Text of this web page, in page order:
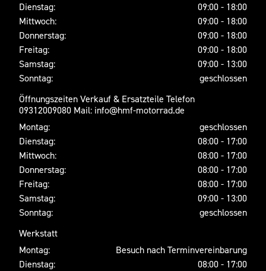
Dienstag:
09:00 - 18:00
Mittwoch:
09:00 - 18:00
Donnerstag:
09:00 - 18:00
Freitag:
09:00 - 18:00
Samstag:
09:00 - 13:00
Sonntag:
geschlossen
Öffnungszeiten Verkauf & Ersatzteile Telefon
09312009080 Mail: info@hmf-motorrad.de
Montag:
geschlossen
Dienstag:
08:00 - 17:00
Mittwoch:
08:00 - 17:00
Donnerstag:
08:00 - 17:00
Freitag:
08:00 - 17:00
Samstag:
09:00 - 13:00
Sonntag:
geschlossen
Werkstatt
Montag:
Besuch nach Terminvereinbarung
Dienstag:
08:00 - 17:00